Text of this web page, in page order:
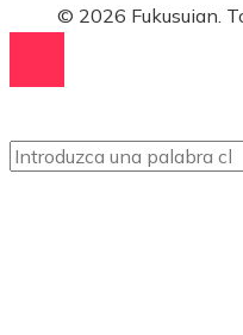
© 2026 Fukusuian.